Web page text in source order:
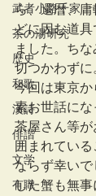
武者小路千家
茶の湯研究
歴史
和歌
漢詩
俳諧
文学
有職
ら、還暦、
どに因む道
ました。ち
切つかわずに
今回は東京
素お世話に
茶屋さん等
囲まれている
ならず幸い
した蟹も無